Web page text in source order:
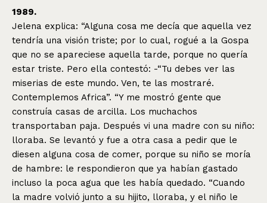
1989.
Jelena explica: “Alguna cosa me decía que aquella vez
tendría una visión triste; por lo cual, rogué a la Gospa
que no se apareciese aquella tarde, porque no quería
estar triste. Pero ella contestó: -“Tu debes ver las
miserias de este mundo. Ven, te las mostraré.
Contemplemos Africa”. “Y me mostró gente que
construía casas de arcilla. Los muchachos
transportaban paja. Después vi una madre con su niño:
lloraba. Se levantó y fue a otra casa a pedir que le
diesen alguna cosa de comer, porque su niño se moría
de hambre: le respondieron que ya habían gastado
incluso la poca agua que les había quedado. “Cuando
la madre volvió junto a su hijito, lloraba, y el niño le